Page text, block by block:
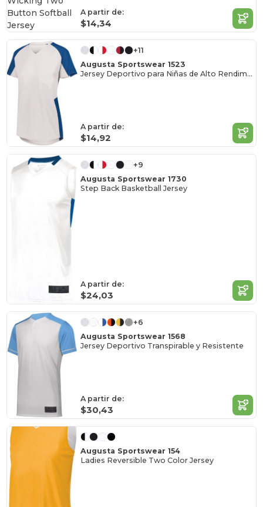
A partir de:
$14,34
+11
Augusta Sportswear 1523
Jersey Deportivo para Niñas de Alto Rendimiento
A partir de:
$14,92
+9
Augusta Sportswear 1730
Step Back Basketball Jersey
A partir de:
$24,03
+6
Augusta Sportswear 1568
Jersey Deportivo Transpirable y Resistente
A partir de:
$30,43
Augusta Sportswear 154
Ladies Reversible Two Color Jersey